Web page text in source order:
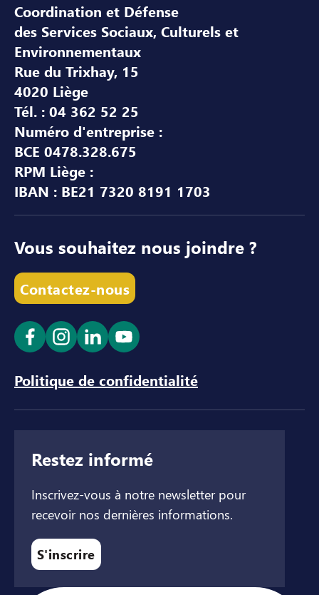
Coordination et Défense
des Services Sociaux, Culturels et
Environnementaux
Rue du Trixhay, 15
4020 Liège
Tél. : 04 362 52 25
Numéro d'entreprise :
BCE 0478.328.675
RPM Liège :
IBAN : BE21 7320 8191 1703
Vous souhaitez nous joindre ?
Contactez-nous
Ouvrir le lien dans un nouvel onglet
Ouvrir le lien dans un nouvel onglet
Ouvrir le lien dans un nouvel
Ouvrir le lien dans un
Politique de confidentialité
Restez informé
Inscrivez-vous à notre newsletter pour
recevoir nos dernières informations.
S'inscrire